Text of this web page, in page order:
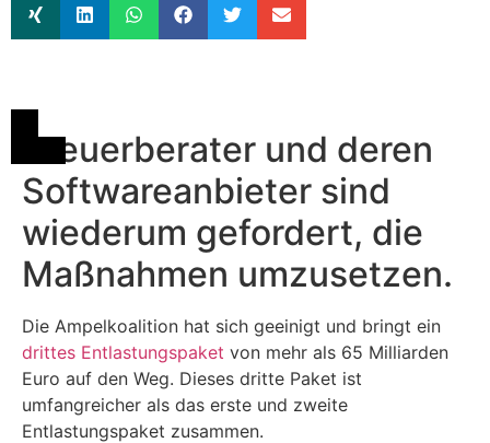
Steuerberater und deren
Softwareanbieter sind
wiederum gefordert, die
Maßnahmen umzusetzen.
Die Ampelkoalition hat sich geeinigt und bringt ein
drittes Entlastungspaket von mehr als 65 Milliarden
Euro auf den Weg. Dieses dritte Paket ist
umfangreicher als das erste und zweite
Entlastungspaket zusammen.